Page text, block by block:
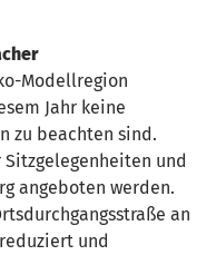
Modellregion
Jahr keine
zu beachten sind.
und
angeboten werden.
an
und